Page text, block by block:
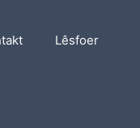
Lêsfoer